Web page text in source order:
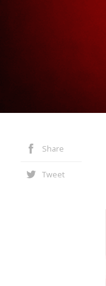
Share
Tweet